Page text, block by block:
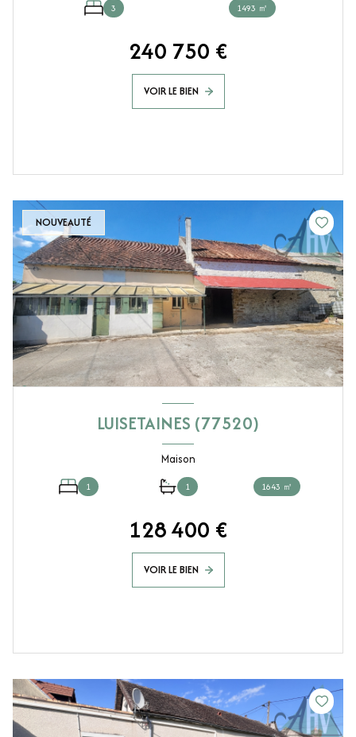
3 1493 ㎡
240 750 €
VOIR LE BIEN
NOUVEAUTÉ
LUISETAINES (77520)
Maison
1 1 1643 ㎡
128 400 €
VOIR LE BIEN